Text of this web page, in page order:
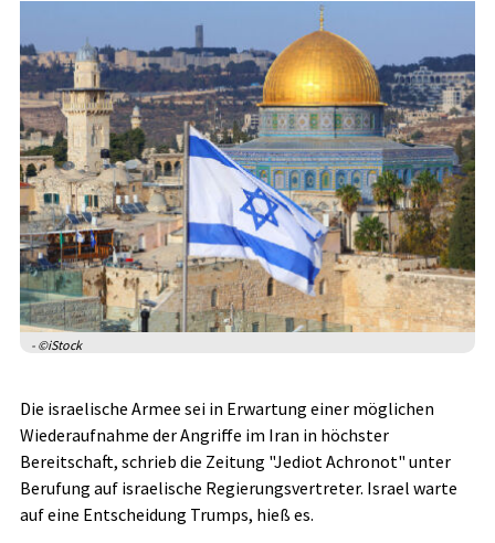
- ©iStock
Die israelische Armee sei in Erwartung einer möglichen
Wiederaufnahme der Angriffe im Iran in höchster
Bereitschaft, schrieb die Zeitung "Jediot Achronot" unter
Berufung auf israelische Regierungsvertreter. Israel warte
auf eine Entscheidung Trumps, hieß es.